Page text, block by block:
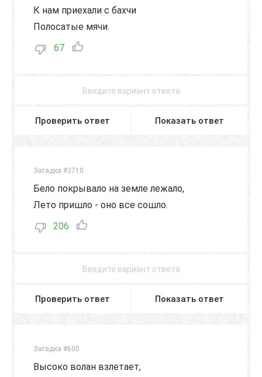
К нам приехали с бахчи
Полосатые мячи.
67
Проверить ответ Показать ответ
Загадка #3710
Бело покрывало на земле лежало,
Лето пришло - оно все сошло.
206
Проверить ответ Показать ответ
Загадка #600
Высоко волан взлетает,